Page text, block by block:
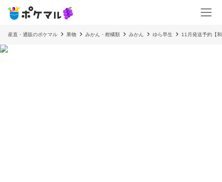
産直・通販のポケマル 果物 みかん・柑橘類 みかん ゆら早生 11月発送予約【